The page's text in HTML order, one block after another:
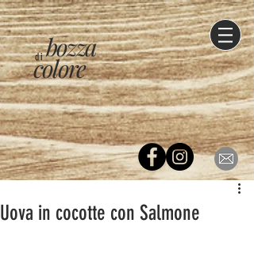
di
colore
bozza
Uova in cocotte con Salmone